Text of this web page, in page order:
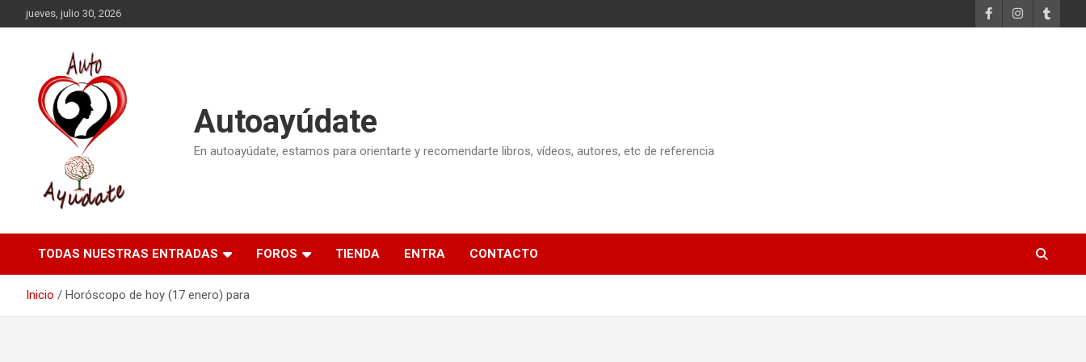
Saltar
al
jueves, julio 30, 2026
Autoayúdate
En autoayúdate, estamos para orientarte y recomendarte libros, vídeos, autores, etc de referencia
TODAS NUESTRAS ENTRADAS FOROS TIENDA ENTRA CONTACTO
Inicio Horóscopo de hoy (17 enero) para